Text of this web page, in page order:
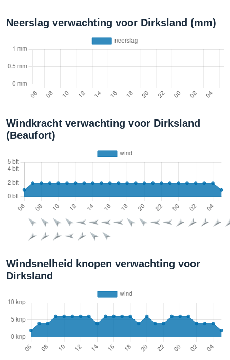
Neerslag verwachting voor Dirksland (mm)
Windkracht verwachting voor Dirksland
(Beaufort)
Windsnelheid knopen verwachting voor
Dirksland